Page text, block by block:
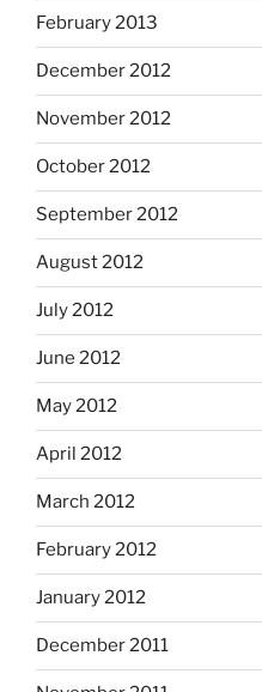
February 2013
December 2012
November 2012
October 2012
September 2012
August 2012
July 2012
June 2012
May 2012
April 2012
March 2012
February 2012
January 2012
December 2011